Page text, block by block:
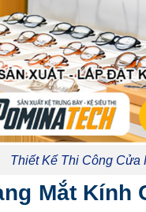
Thiết Kế Thi Công Cửa
Mắt Kính